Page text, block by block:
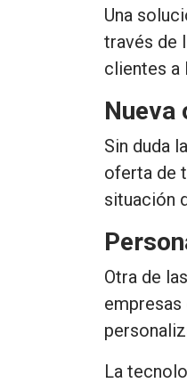
Una
través de
clientes a
Nueva
Sin duda
oferta de
situación
Otra de
empresas
La